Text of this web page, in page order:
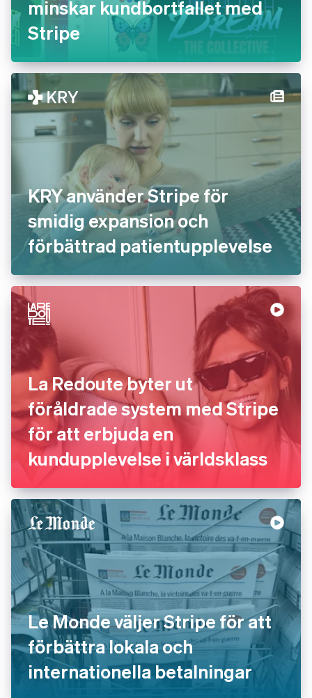
minskar kundbortfallet med
Stripe
KRY använder Stripe för
smidig expansion och
förbättrad patientupplevelse
La Redoute byter ut
föråldrade system med Stripe
för att erbjuda en
kundupplevelse i världsklass
Le Monde väljer Stripe för att
förbättra lokala och
internationella betalningar